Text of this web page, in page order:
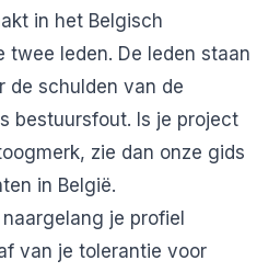
in het Belgisch
twee leden. De leden staan
de schulden van de
bestuursfout. Is je project
zie dan onze gids
in België.
je profiel
van je tolerantie voor